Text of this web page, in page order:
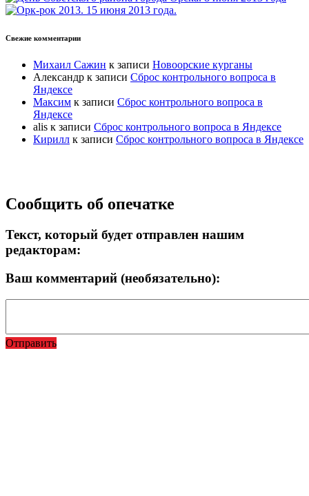
Свежие комментарии
Михаил Сажин к записи Новоорские курганы
Александр к записи Сброс контрольного вопроса в
Яндексе
Максим к записи Сброс контрольного вопроса в
Яндексе
alis к записи Сброс контрольного вопроса в Яндексе
Кирилл к записи Сброс контрольного вопроса в Яндексе
Прокрутка
вверх
Сообщить об опечатке
Текст, который будет отправлен нашим
редакторам:
Ваш комментарий (необязательно):
Отправить